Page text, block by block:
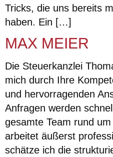
Tricks, die uns bereits
haben. Ein […]
MAX MEIER
Die Steuerkanzlei
mich durch Ihre
und hervorragenden
Anfragen werden
gesamte Team rund
arbeitet äußerst
schätze ich die